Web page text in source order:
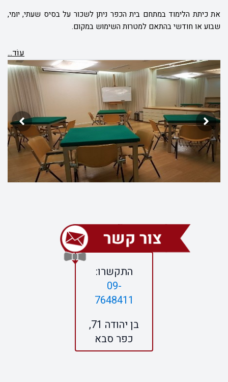
את כיתת הלימוד במתחם בית הכפר ניתן לשכור על בסיס שעתי, יומי,
שבוע או חודשי בהתאם למטרות השימוש במקום.
עוֹד...
התקשרו:
09-
7648411
בן יהודה 71,
כפר סבא